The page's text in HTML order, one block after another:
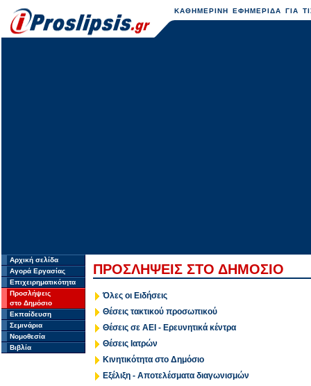
ΚΑΘΗΜΕΡΙΝΗ ΕΦΗΜΕΡΙΔΑ ΓΙΑ
Αρχική σελίδα
Αγορά Εργασίας
Επιχειρηματικότητα
Προσλήψεις
στο Δημόσιο
Εκπαίδευση
Σεμινάρια
Νομοθεσία
Βιβλία
ΠΡΟΣΛΗΨΕΙΣ ΣΤΟ ΔΗΜΟΣΙΟ
Όλες οι Ειδήσεις
Θέσεις τακτικού προσωπικού
Θέσεις σε ΑΕΙ - Ερευνητικά κέντρα
Θέσεις Ιατρών
Κινητικότητα στο Δημόσιο
Εξέλιξη - Αποτελέσματα διαγωνισμών